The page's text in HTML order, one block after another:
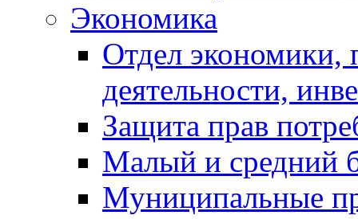
Экономика
Отдел экономики,
деятельности,
Защита прав
Малый и средний
Муниципальные